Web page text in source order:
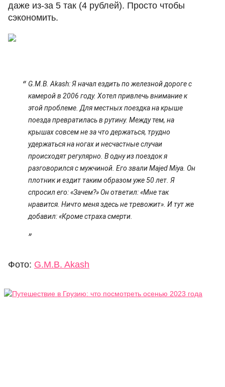
даже из-за 5 так (4 рублей). Просто чтобы
сэкономить.
G.M.B. Akash: Я начал ездить по железной дороге с
камерой в 2006 году. Хотел привлечь внимание к
этой проблеме. Для местных поездка на крыше
поезда превратилась в рутину. Между тем, на
крышах совсем не за что держаться, трудно
удержаться на ногах и несчастные случаи
происходят регулярно. В одну из поездок я
разговорился с мужчиной. Его звали Majed Miya. Он
плотник и ездит таким образом уже 50 лет. Я
спросил его: «Зачем?» Он ответил: «Мне так
нравится. Ничто меня здесь не тревожит». И тут же
добавил: «Кроме страха смерти.
Фото: G.M.B. Akash